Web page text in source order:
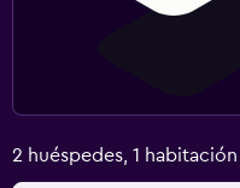
2 huéspedes, 1 habitación